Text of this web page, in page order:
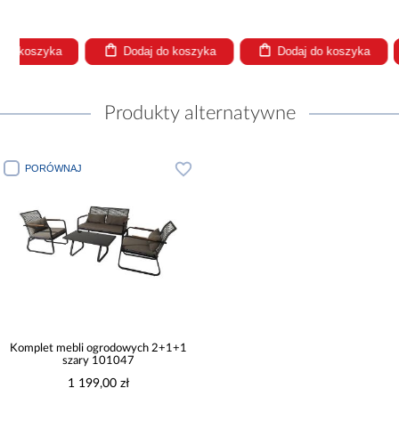
Dodaj do koszyka Dodaj do koszyka
Produkty alternatywne
PORÓWNAJ
Komplet mebli ogrodowych 2+1+1
szary 101047
1 199,00 zł